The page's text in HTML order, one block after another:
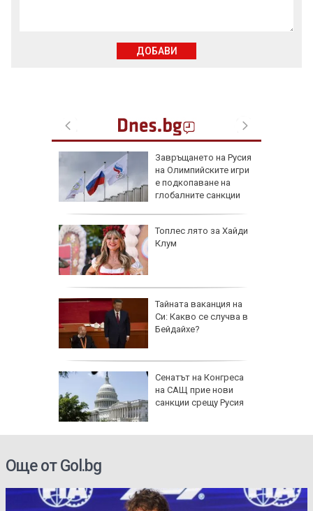
Завръщането на Русия
на Олимпийските игри
е подкопаване на
глобалните санкции
Топлес лято за Хайди
Клум
Тайната ваканция на
Си: Какво се случва в
Бейдайхе?
Сенатът на Конгреса
на САЩ прие нови
санкции срещу Русия
ДОБАВИ
Още от Gol.bg